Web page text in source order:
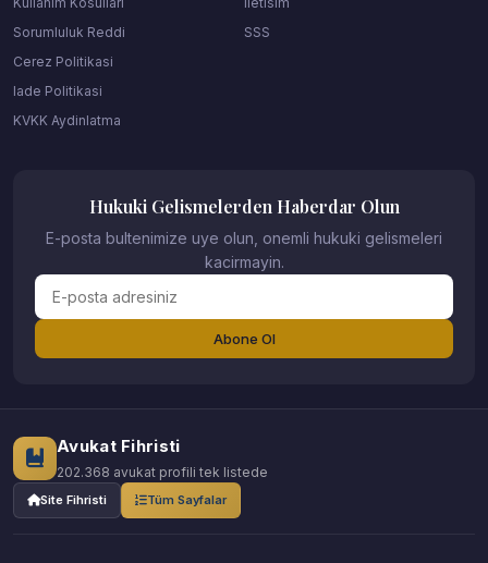
Sorumluluk Reddi
Cerez Politikasi
Iade Politikasi
KVKK Aydinlatma
SSS
Hukuki Gelismelerden Haberdar Olun
E-posta bultenimize uye olun, onemli hukuki gelismeleri
kacirmayin.
Abone Ol
Avukat Fihristi
202.368 avukat profili tek listede
Site Fihristi Tüm Sayfalar